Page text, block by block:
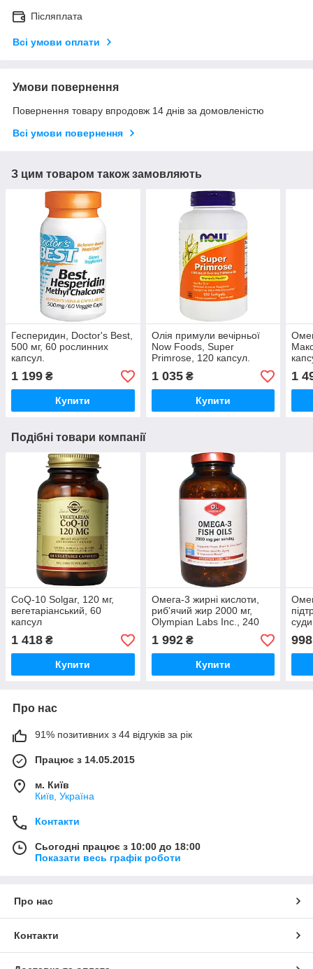
Післяплата
Всі умови оплати
Умови повернення
Повернення товару впродовж 14 днів за домовленістю
Всі умови повернення
З цим товаром також замовляють
Гесперидин, Doctor's Best,
500 мг, 60 рослинних
капсул.
1 199 ₴
Купити
Олія примули вечірньої
Now Foods, Super
Primrose, 120 капсул.
Зроблено в США.
1 035₴
Купити
1
Подібні товари компанії
CoQ-10 Solgar, 120 мг,
вегетаріанський, 60
капсул
1 418 ₴
Купити
Омега-3 жирні кислоти,
риб'ячий жир 2000 мг,
Olympian Labs Inc., 240
1 992₴
Купити
998
Про нас
91% позитивних з 44 відгуків за рік
Працює з 14.05.2015
м. Київ
Київ, Україна
Контакти
Сьогодні працює з 10:00 до 18:00
Показати весь графік роботи
Про нас
Контакти